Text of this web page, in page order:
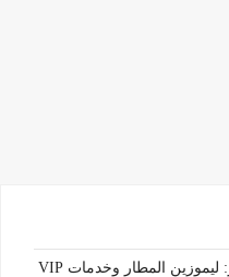
ايجار مرسيدس V_Class في مصر: ليموزين المطار وخدمات VIP